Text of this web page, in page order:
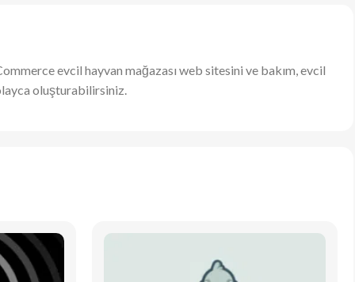
evcil hayvan mağazası web sitesini ve bakım, evcil
oluşturabilirsiniz.